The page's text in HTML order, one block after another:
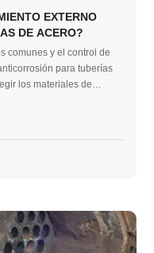
EXTERNO
DE ACERO?
comunes y el control de
para tuberías
los materiales de
útil de la tubería en